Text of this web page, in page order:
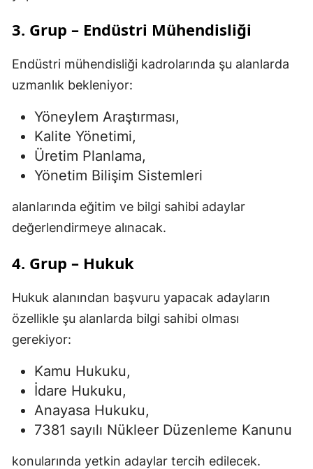
3. Grup – Endüstri Mühendisliği
Endüstri mühendisliği kadrolarında şu alanlarda
uzmanlık bekleniyor:
Yöneylem Araştırması,
Kalite Yönetimi,
Üretim Planlama,
Yönetim Bilişim Sistemleri
alanlarında eğitim ve bilgi sahibi adaylar
değerlendirmeye alınacak.
4. Grup – Hukuk
Hukuk alanından başvuru yapacak adayların
özellikle şu alanlarda bilgi sahibi olması
gerekiyor:
Kamu Hukuku,
İdare Hukuku,
Anayasa Hukuku,
7381 sayılı Nükleer Düzenleme Kanunu
konularında yetkin adaylar tercih edilecek.